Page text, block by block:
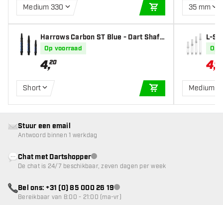
Medium 330
IN WINKELWAGEN
Harrows Carbon ST Blue - Dart Shaft
Op voorraad
4,20
Short
IN WINKELWAGEN
35 mm
L-
r -
Op
4,67
Medium
Stuur een email
Antwoord binnen 1 werkdag
Chat met Dartshopperklantenservice niet beschikbaar
De chat is 24/7 beschikbaar, zeven dagen per week
Bel ons: +31 (0) 85 000 26 19klantenservice niet beschikbaar
Bereikbaar van 8:00 - 21:00 (ma-vr)